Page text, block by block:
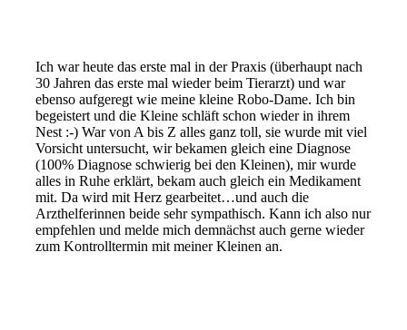
Ich war heute das erste mal in der Praxis (überhaupt nach
30 Jahren das erste mal wieder beim Tierarzt) und war
ebenso aufgeregt wie meine kleine Robo-Dame. Ich bin
begeistert und die Kleine schläft schon wieder in ihrem
Nest :-) War von A bis Z alles ganz toll, sie wurde mit viel
Vorsicht untersucht, wir bekamen gleich eine Diagnose
(100% Diagnose schwierig bei den Kleinen), mir wurde
alles in Ruhe erklärt, bekam auch gleich ein Medikament
mit. Da wird mit Herz gearbeitet…und auch die
Arzthelferinnen beide sehr sympathisch. Kann ich also nur
empfehlen und melde mich demnächst auch gerne wieder
zum Kontrolltermin mit meiner Kleinen an.